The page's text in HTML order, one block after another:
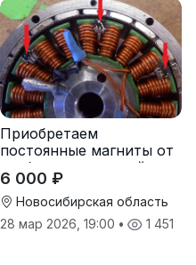
Приобретаем
постоянные магниты от
разбора двигателей
6 000 ₽
Новосибирская область
28 мар 2026, 19:00 • 1 451